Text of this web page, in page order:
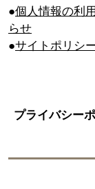
●個人情報の利
らせ
●サイトポリシ
プライバシー